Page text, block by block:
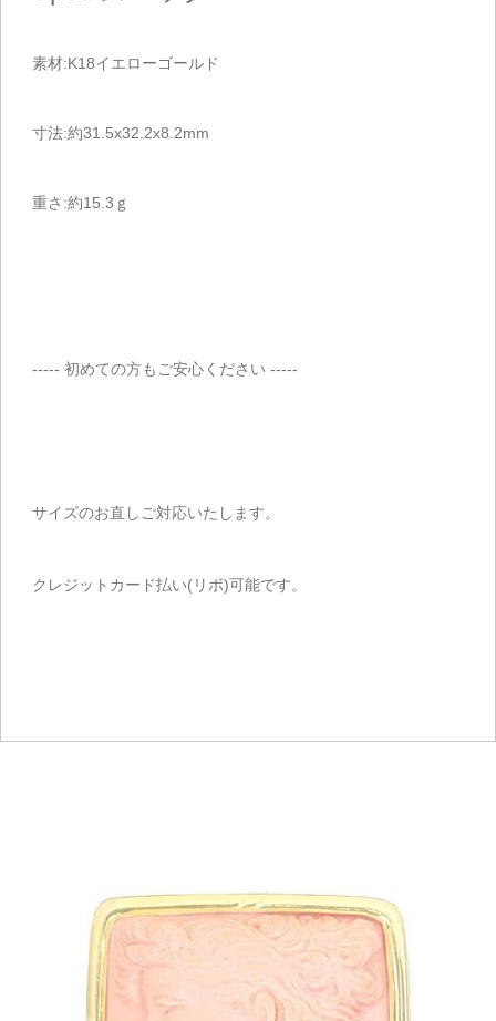
素材:K18イエローゴールド
寸法:約31.5x32.2x8.2mm
重さ:約15.3ｇ
----- 初めての方もご安心ください -----
サイズのお直しご対応いたします。
クレジットカード払い(リボ)可能です。